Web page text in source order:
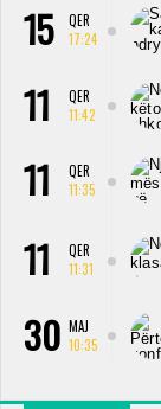
15
QER
17:24
11
QER
11:42
11
QER
11:35
11
QER
11:31
30 MAJ
10:35